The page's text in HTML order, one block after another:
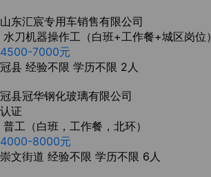
山东汇宸专用车销售有限公司
水刀机器操作工（白班+工作餐+城区岗位）
4500-7000元
冠县 经验不限 学历不限 2人
冠县冠华钢化玻璃有限公司
认证
普工（白班，工作餐，北环）
4000-8000元
崇文街道 经验不限 学历不限 6人